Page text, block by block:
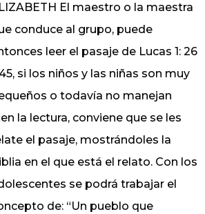
El maestro o la maestra
conduce al grupo, puede
leer el pasaje de Lucas 1: 26
si los niños y las niñas son muy
o todavía no manejan
la lectura, conviene que se les
el pasaje, mostrándoles la
en el que está el relato. Con los
se podrá trabajar el
de: “Un pueblo que